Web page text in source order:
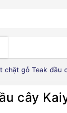
chặt gỗ Teak đầu
cây